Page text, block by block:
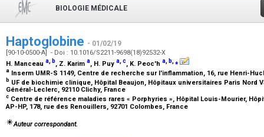
BIOLOGIE MÉDICALE
Haptoglobine - 01/02/19
[90-10-0500-A] - Doi : 10.1016/S2211-9698(18)92532-X
H. Manceau a, b, Z. Karim a, H. Puy a,c, K. Peoc'h a, b,⁎
a Inserm UMR-S 1149, Centre de recherche sur l'inflammation, 16, rue Henri-
b UF de biochimie clinique, Hôpital Beaujon, Hôpitaux universitaires Paris Nord
Général-Leclerc, 92110 Clichy, France
c Centre de référence maladies rares « Porphyries », Hôpital Louis-Mourier,
AP-HP, 178, rue des Renouillers, 92701 Colombes, France
Auteur correspondant.